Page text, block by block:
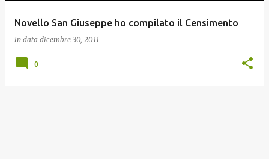
Novello San Giuseppe ho compilato il Censimento
in data dicembre 30, 2011
0